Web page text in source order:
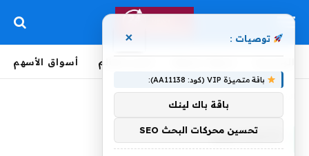
أخبار العالم أسواق الأسهم
QUOTالتغير
توصيات : ×
باقة متميزة VIP (كود: AA11138):
باقة باك لينك
تحسين محركات البحث SEO